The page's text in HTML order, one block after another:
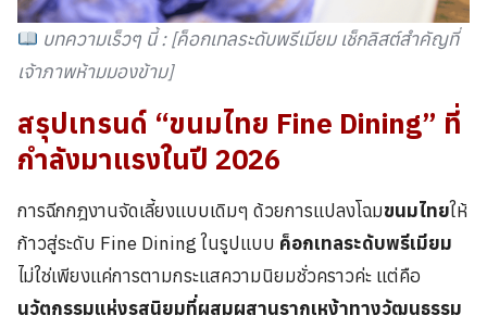
บทความเร็วๆ นี้ : [ค็อกเทลระดับพรีเมียม เช็กลิสต์สำคัญที่
เจ้าภาพห้ามมองข้าม]
สรุปเทรนด์ “ขนมไทย Fine Dining” ที่
กำลังมาแรงในปี 2026
การฉีกกฎงานจัดเลี้ยงแบบเดิมๆ ด้วยการแปลงโฉมขนมไทยให้
ก้าวสู่ระดับ Fine Dining ในรูปแบบ ค็อกเทลระดับพรีเมียม
ไม่ใช่เพียงแค่การตามกระแสความนิยมชั่วคราวค่ะ แต่คือ
นวัตกรรมแห่งรสนิยมที่ผสมผสานรากเหง้าทางวัฒนธรรม